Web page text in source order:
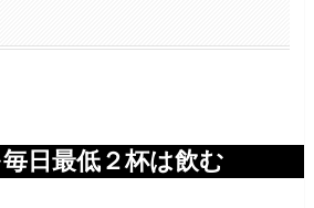
日最低２杯は飲む